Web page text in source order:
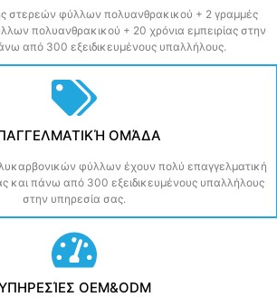
στερεών φύλλων πολυανθρακικού + 2 γραμμές
πολυανθρακικού + 20 χρόνια εμπειρίας στην
από 300 εξειδικευμένους υπαλλήλους.
ΟΜΆΔΑ
φύλλων έχουν πολύ επαγγελματική
και πάνω από 300 εξειδικευμένους υπαλλήλους
στην υπηρεσία σας.
OEM&ODM